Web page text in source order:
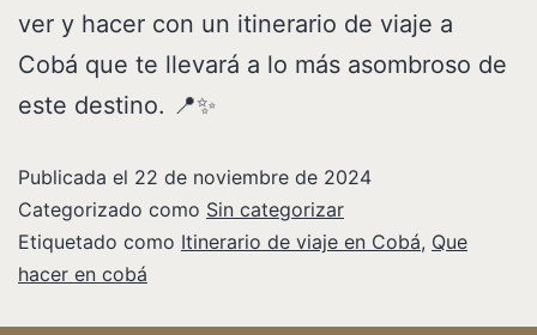
ver y hacer con un itinerario de viaje a
Cobá que te llevará a lo más asombroso de
este destino. 📍✨
Publicada el 22 de noviembre de 2024
Categorizado como Sin categorizar
Etiquetado como Itinerario de viaje en Cobá, Que
hacer en cobá